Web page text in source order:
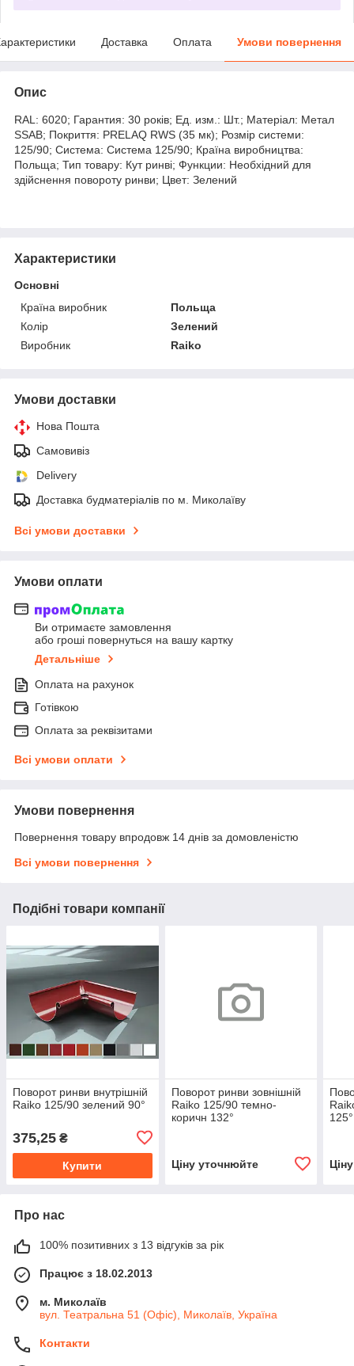
Доставка Оплата Умови повернення
Опис
RAL: 6020; Гарантия: 30 років; Ед. изм.: Шт.; Матеріал: Метал
SSAB; Покриття: PRELAQ RWS (35 мк); Розмір системи:
125/90; Система: Система 125/90; Країна виробництва:
Польща; Тип товару: Кут ринві; Функции: Необхідний для
здійснення повороту ринви; Цвет: Зелений
Характеристики
Основні
Країна виробник
Польща
Колір
Зелений
Виробник
Raiko
Умови доставки
Нова Пошта
Самовивіз
Delivery
Доставка будматеріалів по м. Миколаїву
Всі умови доставки
Умови оплати
Ви отримаєте замовлення
або гроші повернуться на вашу картку
Детальніше
Оплата на рахунок
Готівкою
Оплата за реквізитами
Всі умови оплати
Умови повернення
Повернення товару впродовж 14 днів за домовленістю
Всі умови повернення
Подібні товари компанії
Поворот ринви внутрішній
Raiko 125/90 зелений 90°
375,25 ₴
Купити
Поворот ринви зовнішній
Raiko 125/90 темно-
коричн 132°
Ціну уточнюйте
125°
Про нас
100% позитивних з 13 відгуків за рік
Працює з 18.02.2013
м. Миколаїв
вул. Театральна 51 (Офіс), Миколаїв, Україна
Контакти